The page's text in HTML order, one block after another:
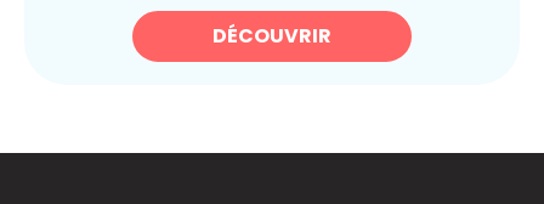
DÉCOUVRIR